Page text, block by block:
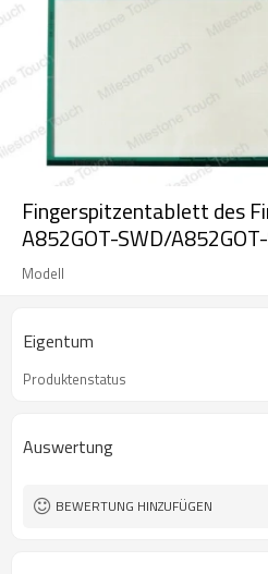
Fingerspitzentablett des
A852GOT-SWD/
Modell
Eigentum
Produktenstatus
Auswertung
BEWERTUNG HINZUFÜGEN